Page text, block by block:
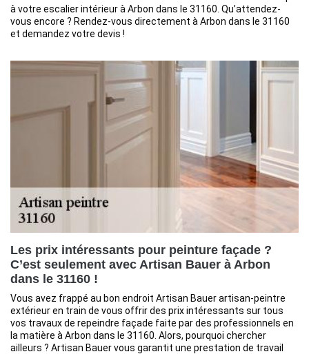
à votre escalier intérieur à Arbon dans le 31160. Qu’attendez-
vous encore ? Rendez-vous directement à Arbon dans le 31160
et demandez votre devis !
Les prix intéressants pour peinture façade ?
C’est seulement avec Artisan Bauer à Arbon
dans le 31160 !
Vous avez frappé au bon endroit Artisan Bauer artisan-peintre
extérieur en train de vous offrir des prix intéressants sur tous
vos travaux de repeindre façade faite par des professionnels en
la matière à Arbon dans le 31160. Alors, pourquoi chercher
ailleurs ? Artisan Bauer vous garantit une prestation de travail